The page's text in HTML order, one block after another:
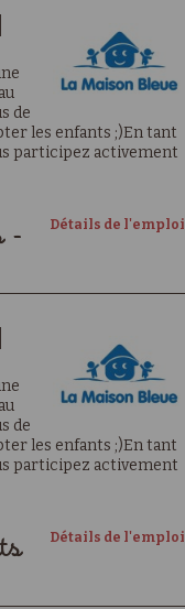
de
les enfants ;)En tant
participez activement
Détails de l'emploi
-
de
les enfants ;)En tant
participez activement
Détails de l'emploi